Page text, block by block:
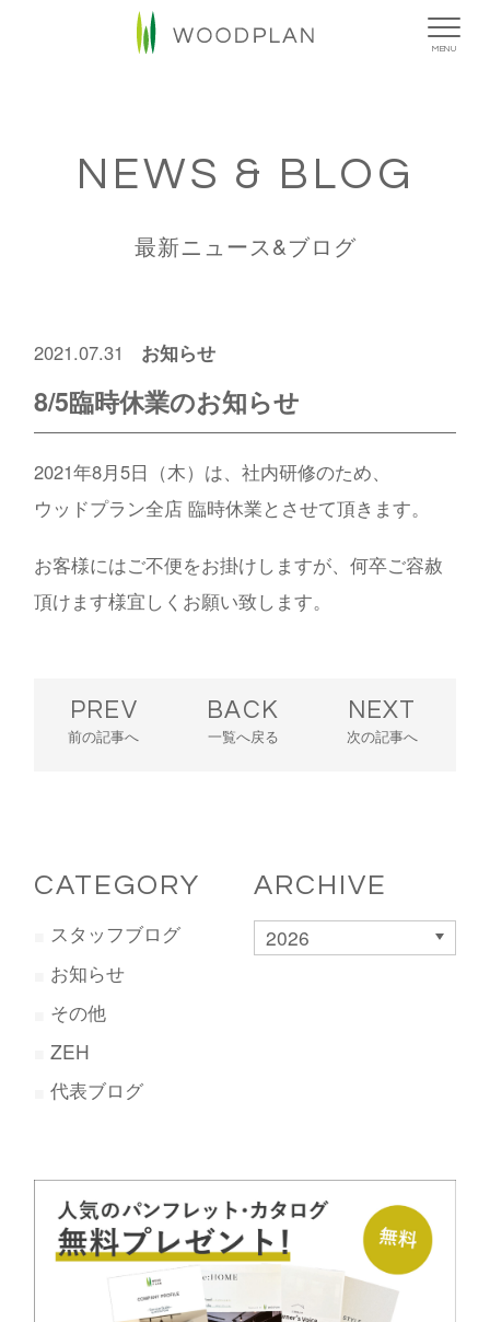
NEWS & BLOG
最新ニュース&ブログ
2021.07.31 お知らせ
8/5臨時休業のお知らせ
2021年8月5日（木）は、社内研修のため、
ウッドプラン全店 臨時休業とさせて頂きます。
お客様にはご不便をお掛けしますが、何卒ご容赦
頂けます様宜しくお願い致します。
PREV
前の記事へ
BACK
一覧へ戻る
NEXT
次の記事へ
CATEGORY
スタッフブログ
お知らせ
その他
ZEH
代表ブログ
ARCHIVE
2026
MENU